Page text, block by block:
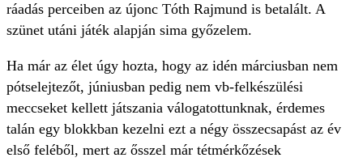
ráadás perceiben az újonc Tóth Rajmund is betalált. A
szünet utáni játék alapján sima győzelem.
Ha már az élet úgy hozta, hogy az idén márciusban nem
pótselejtezőt, júniusban pedig nem vb-felkészülési
meccseket kellett játszania válogatottunknak, érdemes
talán egy blokkban kezelni ezt a négy összecsapást az év
első feléből, mert az ősszel már tétmérkőzések